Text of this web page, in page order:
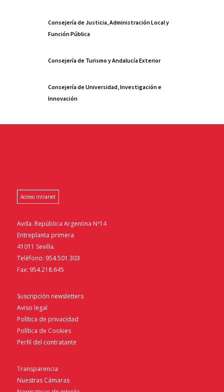
Consejería de Justicia, Administración Local y
Función Pública
Consejería de Turismo y Andalucía Exterior
Consejería de Universidad, Investigación e
Innovación
Acceso intranet
Avda. República Argentina Nº14
Entreplanta primera
41011 Sevilla.
Teléfono: 954.501.303
Fax: 954.218.645
Suscripción newsletters
Aviso legal
Política de privacidad
Política de Cookies
Perfil del contratante
Transparencia
Nuestras Cámaras